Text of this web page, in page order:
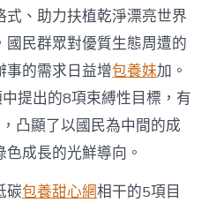
、助力扶植乾淨漂亮世界
民群眾對優質生態周遭的
事的需求日益增包養妹加。
提出的8項束縛性目標，有
凸顯了以國民為中間的成
成長的光鮮導向。
碳包養甜心網相干的5項目